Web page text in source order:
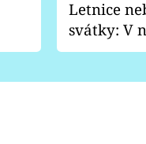
Letnice
svátky: V
pondělí